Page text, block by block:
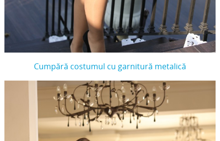
Cumpără costumul cu garnitură metalică